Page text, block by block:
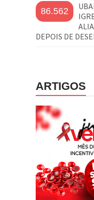
86.562
DEPOIS DE
ARTIGOS